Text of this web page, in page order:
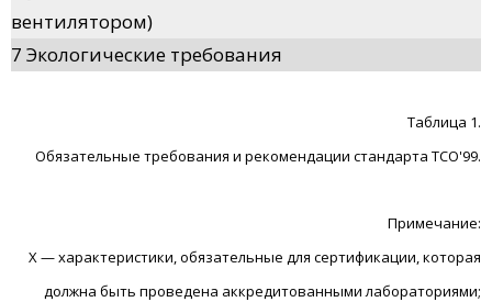
вентилятором)
7 Экологические требования
Таблица 1.
Обязательные требования и рекомендации стандарта TCO'99.
Примечание:
X — характеристики, обязательные для сертификации, которая
должна быть проведена аккредитованными лабораториями;